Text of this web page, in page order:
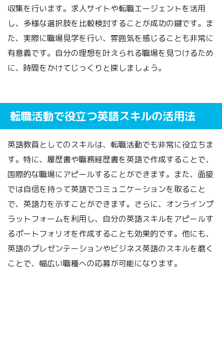
収集を行います。求人サイトや転職エージェントを活用
し、多様な選択肢を比較検討することが成功の鍵です。ま
た、実際に職場見学を行い、雰囲気を感じることも非常に
有意義です。自分の理想を叶えられる職場を見つけるため
に、時間をかけてじっくりと探しましょう。
転職活動で役立つ英語スキルの活用法
英語教員としてのスキルは、転職活動でも非常に役立ちま
す。特に、履歴書や職務経歴書を英語で作成することで、
国際的な職場にアピールすることができます。また、面接
では自信を持って英語でコミュニケーションを取ること
で、英語力を示すことができます。さらに、オンラインプ
ラットフォームを利用し、自分の英語スキルをアピールす
るポートフォリオを作成することも効果的です。他にも、
英語のプレゼンテーションやビジネス英語のスキルを磨く
ことで、幅広い職種への応募が可能になります。